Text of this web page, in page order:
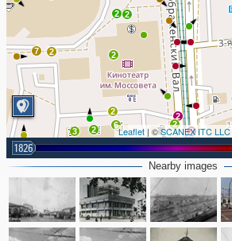
2
6
2
2
2
2
3
3
3
7 2 2
2 2
Leaflet | ©SCANEX ITC LLC
1826
Nearby images